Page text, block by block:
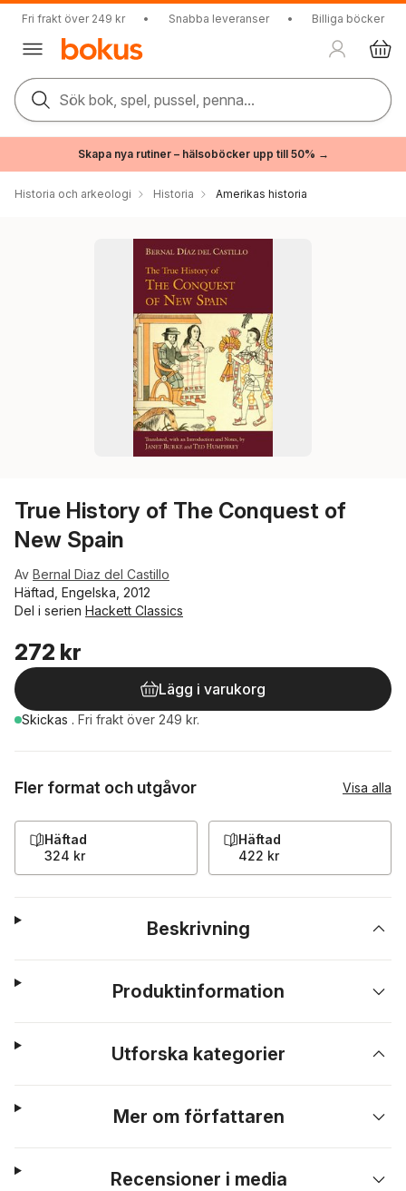
Fri frakt över 249 kr • Snabba leveranser • Billiga böcker
Sök bok, spel, pussel, penna...
Skapa nya rutiner – hälsoböcker upp till 50% →
Historia och arkeologi Historia Amerikas historia
True History of The Conquest of
New Spain
Av Bernal Diaz del Castillo
Häftad, Engelska, 2012
Del i serien Hackett Classics
272 kr
Lägg i varukorg
Skickas . Fri frakt över 249 kr.
Fler format och utgåvor Visa alla
Häftad
324 kr
Häftad
422 kr
Beskrivning
Produktinformation
Utforska kategorier
Mer om författaren
Recensioner i media